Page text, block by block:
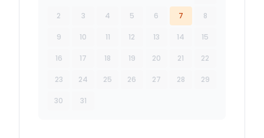
2 3 4 5 6 7 8
9 10 11 12 13 14 15
16 17 18 19 20 21 22
23 24 25 26 27 28 29
30 31